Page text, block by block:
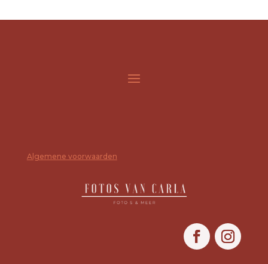
Algemene voorwaarden